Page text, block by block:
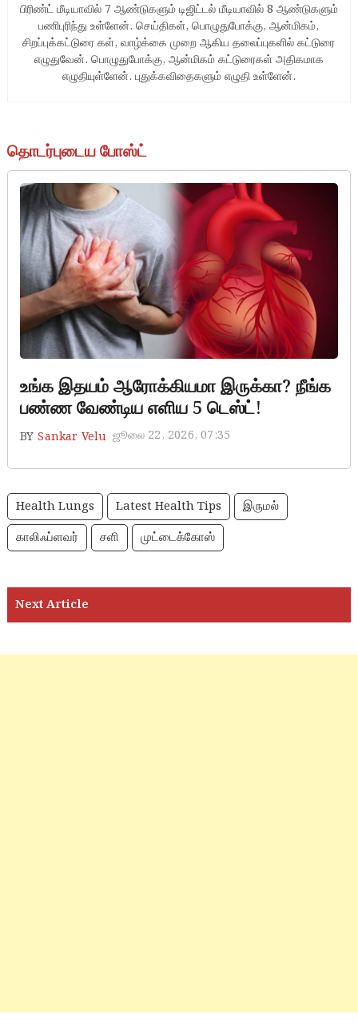
பிரிண்ட் மீடியாவில் 7 ஆண்டுகளும் டிஜிட்டல் மீடியாவில் 8 ஆண்டுகளும்
பணிபுரிந்து உள்ளேன். செய்திகள், பொழுதுபோக்கு, ஆன்மிகம்,
சிறப்புக்கட்டுரை கள், வாழ்க்கை முறை ஆகிய தலைப்புகளில் கட்டுரை
எழுதுவேன். பொழுதுபோக்கு, ஆன்மிகம் கட்டுரைகள் அதிகமாக
எழுதியுள்ளேன். புதுக்கவிதைகளும் எழுதி உள்ளேன்.
தொடர்புடைய போஸ்ட்
உங்க இதயம் ஆரோக்கியமா இருக்கா? நீங்க
பண்ண வேண்டிய எளிய 5 டெஸ்ட்!
BY Sankar Velu ஜூலை 22, 2026, 07:35
Health Lungs Latest Health Tips
இருமல்
காலிஃப்ளவர்
சளி முட்டைக்கோஸ்